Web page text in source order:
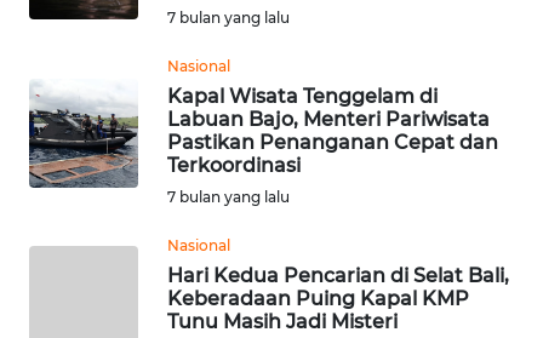
7 bulan yang lalu
Nasional
Kapal Wisata Tenggelam di
Labuan Bajo, Menteri Pariwisata
Pastikan Penanganan Cepat dan
Terkoordinasi
7 bulan yang lalu
Nasional
Hari Kedua Pencarian di Selat Bali,
Keberadaan Puing Kapal KMP
Tunu Masih Jadi Misteri
KONTAK
INFO
IKLAN
TENTANG